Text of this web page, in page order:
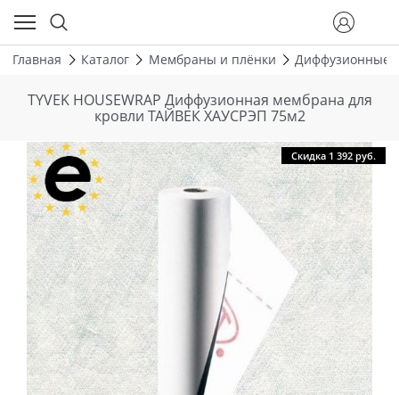
Главная Каталог Мембраны и плёнки Диффузионные
TYVEK HOUSEWRAP Диффузионная мембрана для
кровли ТАЙВЕК ХАУСРЭП 75м2
Скидка 1 392 руб.